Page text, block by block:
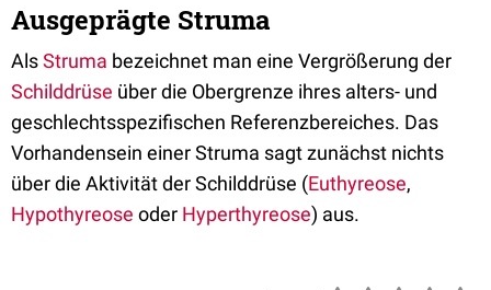
Ausgeprägte Struma
AlsStruma bezeichnet man eine Vergrößerung der
Schilddrüse über die Obergrenze ihres alters- und
geschlechtsspezifischen Referenzbereiches. Das
Vorhandensein einer Struma sagt zunächst nichts
über die Aktivität der Schilddrüse (Euthyreose,
Hypothyreose oder Hyperthyreose) aus.